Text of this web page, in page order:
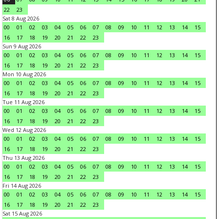
22
23
Sat 8 Aug 2026
00
01 02 03 04 05 06 07 08 09 10 11 12 13 14
15
16
17 18 19 20 21 22
23
Sun 9 Aug 2026
00
01 02 03 04 05 06 07 08 09 10 11 12 13 14
15
16
17 18 19 20 21 22
23
Mon 10 Aug 2026
00
01 02 03 04 05 06 07 08 09 10 11 12 13 14
15
16
17 18 19 20 21 22
23
Tue 11 Aug 2026
00
01 02 03 04 05 06 07 08 09 10 11 12 13 14
15
16
17 18 19 20 21 22
23
Wed 12 Aug 2026
00
01 02 03 04 05 06 07 08 09 10 11 12 13 14
15
16
17 18 19 20 21 22
23
Thu 13 Aug 2026
00
01 02 03 04 05 06 07 08 09 10 11 12 13 14
15
16
17 18 19 20 21 22
23
Fri 14 Aug 2026
00
01 02 03 04 05 06 07 08 09 10 11 12 13 14
15
16
17 18 19 20 21 22
23
Sat 15 Aug 2026